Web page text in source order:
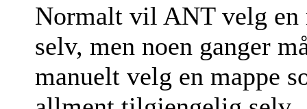
Normalt vil ANT velg en
selv, men noen ganger
manuelt velg en mappe